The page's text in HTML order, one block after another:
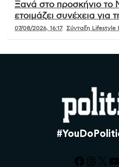
Ξανά στο προσκήνιο το
ετοιμάζει συνέχεια για
07/08/2026, 16:17 Σύνταξη Lifestyle
X